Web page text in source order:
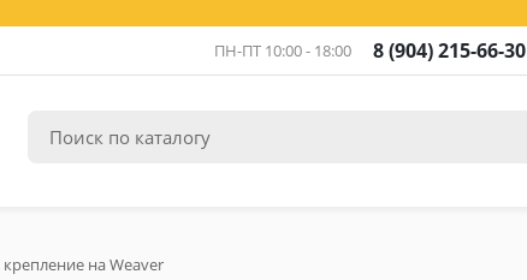
ПН-ПТ 10:00 - 18:00 8 (904) 215-66-30
на Weaver